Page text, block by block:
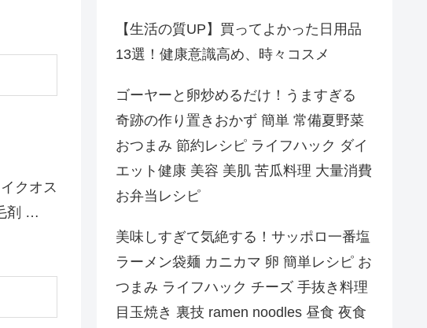
クオス
剤 …
【生活の質UP】買ってよかった日用品
13選！健康意識高め、時々コスメ
ゴーヤーと卵炒めるだけ！うますぎる
奇跡の作り置きおかず 簡単 常備夏野菜
おつまみ 節約レシピ ライフハック ダイ
エット健康 美容 美肌 苦瓜料理 大量消費
お弁当レシピ
美味しすぎて気絶する！サッポロ一番塩
ラーメン袋麺 カニカマ 卵 簡単レシピ お
つまみ ライフハック チーズ 手抜き料理
目玉焼き 裏技 ramen noodles 昼食 夜食